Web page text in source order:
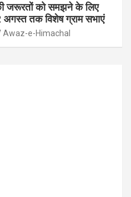
की जरूरतों को समझने के लिए
तक विशेष ग्राम सभाएं
Awaz-e-Himachal